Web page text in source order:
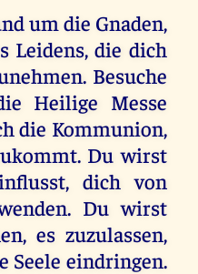
um die Gnaden,
Leidens, die dich
Besuche
Heilige Messe
die Kommunion,
Du wirst
dich von
Du wirst
es zuzulassen,
Seele eindringen.